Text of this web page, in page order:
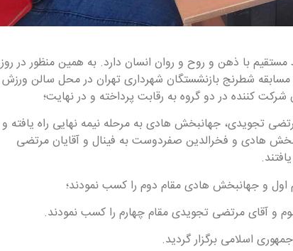
با ذهن و روح و روان انسان دارد. به همین منظور در روز
دور مسابقه شطرنج بازنشستگان شهرداری تهران در محل سالن ورزش
تجویدی، جهانبخش هادی به مرحله نیمه نهایی راه یافته و
هادی و فخرالدین صفردوست به فینال و آقایان مرتضی
اول و جهانبخش هادی مقام دوم را کسب نمودند؛
و آقای مرتضی تجویدی مقام چهارم را کسب نمودند.
اسلامی برگزار گردید.